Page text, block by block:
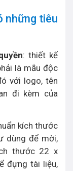
những tiêu
: thiết kế
là mẫu độc
với logo, tên
đi kèm của
kích thước
dùng để mời,
thước 22 x
đựng tài liệu,